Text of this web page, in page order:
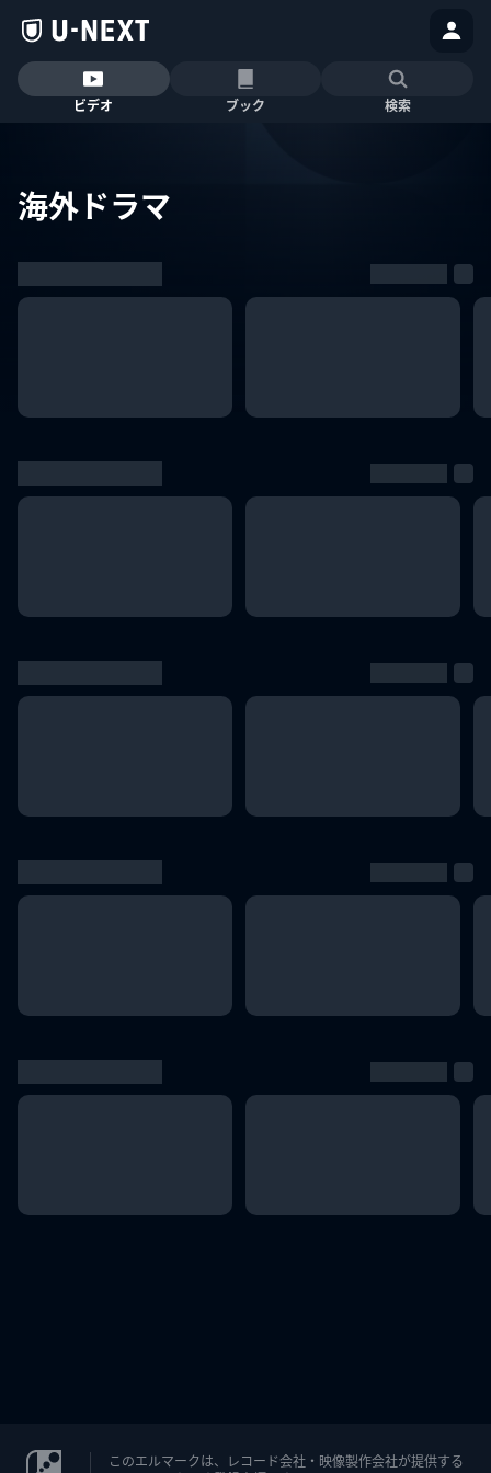
ビデオ ブック 検索
海外ドラマ
このエルマークは、レコード会社・映像製作会社が提供する